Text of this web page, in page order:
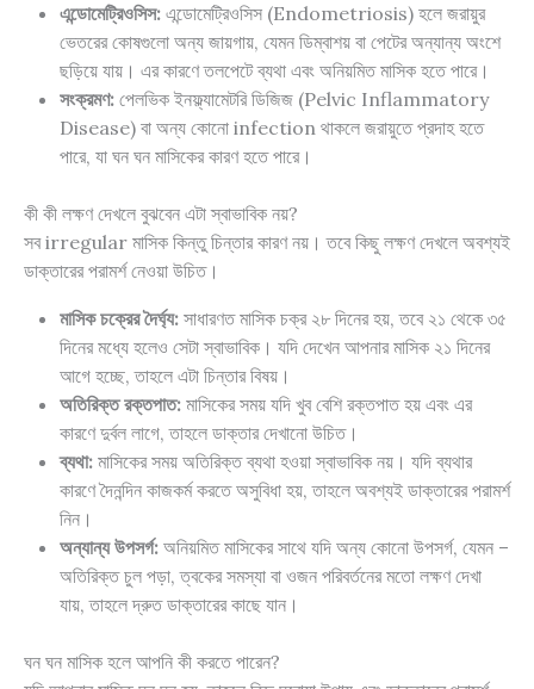
এন্ডোমেট্রিওসিস: এন্ডোমেট্রিওসিস (Endometriosis) হলে জরায়ুর
ভেতরের কোষগুলো অন্য জায়গায়, যেমন ডিম্বাশয় বা পেটের অন্যান্য অংশে
ছড়িয়ে যায়। এর কারণে তলপেটে ব্যথা এবং অনিয়মিত মাসিক হতে পারে।
সংক্রমণ: পেলভিক ইনফ্ল্যামেটরি ডিজিজ (Pelvic Inflammatory
Disease) বা অন্য কোনো infection থাকলে জরায়ুতে প্রদাহ হতে
পারে, যা ঘন ঘন মাসিকের কারণ হতে পারে।
কী কী লক্ষণ দেখলে বুঝবেন এটা স্বাভাবিক নয়?
সব irregular মাসিক কিন্তু চিন্তার কারণ নয়। তবে কিছু লক্ষণ দেখলে অবশ্যই
ডাক্তারের পরামর্শ নেওয়া উচিত।
মাসিক চক্রের দৈর্ঘ্য: সাধারণত মাসিক চক্র ২৮ দিনের হয়, তবে ২১ থেকে ৩৫
দিনের মধ্যে হলেও সেটা স্বাভাবিক। যদি দেখেন আপনার মাসিক ২১ দিনের
আগে হচ্ছে, তাহলে এটা চিন্তার বিষয়।
অতিরিক্ত রক্তপাত: মাসিকের সময় যদি খুব বেশি রক্তপাত হয় এবং এর
কারণে দুর্বল লাগে, তাহলে ডাক্তার দেখানো উচিত।
ব্যথা: মাসিকের সময় অতিরিক্ত ব্যথা হওয়া স্বাভাবিক নয়। যদি ব্যথার
কারণে দৈনন্দিন কাজকর্ম করতে অসুবিধা হয়, তাহলে অবশ্যই ডাক্তারের পরামর্শ
নিন।
অন্যান্য উপসর্গ: অনিয়মিত মাসিকের সাথে যদি অন্য কোনো উপসর্গ, যেমন –
অতিরিক্ত চুল পড়া, ত্বকের সমস্যা বা ওজন পরিবর্তনের মতো লক্ষণ দেখা
যায়, তাহলে দ্রুত ডাক্তারের কাছে যান।
ঘন ঘন মাসিক হলে আপনি কী করতে পারেন?